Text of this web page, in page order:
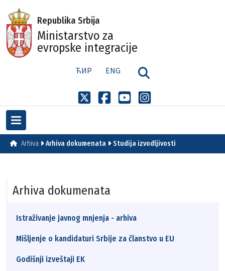
Republika Srbija
Ministarstvo za
evropske integracije
ЋИР ENG
Arhiva Arhiva dokumenata Studija izvodljivosti
Arhiva dokumenata
Istraživanje javnog mnjenja - arhiva
Mišljenje o kandidaturi Srbije za članstvo u EU
Godišnji izveštaji EK